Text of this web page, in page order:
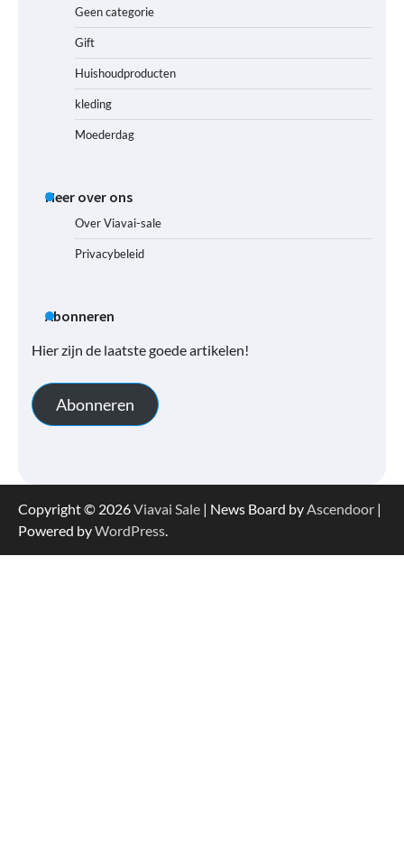
Geen categorie
Gift
Huishoudproducten
kleding
Moederdag
Meer over ons
Over Viavai-sale
Privacybeleid
Abonneren
Hier zijn de laatste goede artikelen!
Abonneren
Copyright © 2026Viavai Sale | News Board byAscendoor |
Powered byWordPress.